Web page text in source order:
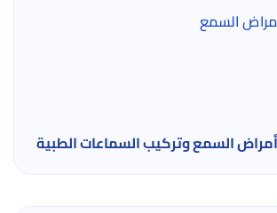
السمع وتركيب السماعات الطبية